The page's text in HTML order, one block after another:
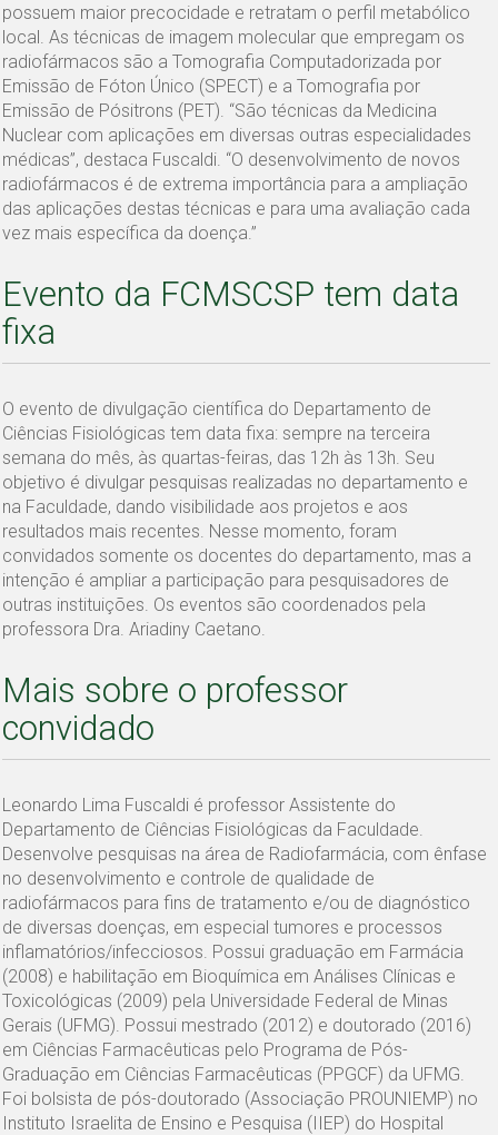
possuem maior precocidade e retratam o perfil metabólico
local. As técnicas de imagem molecular que empregam os
radiofármacos são a Tomografia Computadorizada por
Emissão de Fóton Único (SPECT) e a Tomografia por
Emissão de Pósitrons (PET). “São técnicas da Medicina
Nuclear com aplicações em diversas outras especialidades
médicas”, destaca Fuscaldi. “O desenvolvimento de novos
radiofármacos é de extrema importância para a ampliação
das aplicações destas técnicas e para uma avaliação cada
vez mais específica da doença.”
Evento da FCMSCSP tem data
fixa
O evento de divulgação científica do Departamento de
Ciências Fisiológicas tem data fixa: sempre na terceira
semana do mês, às quartas-feiras, das 12h às 13h. Seu
objetivo é divulgar pesquisas realizadas no departamento e
na Faculdade, dando visibilidade aos projetos e aos
resultados mais recentes. Nesse momento, foram
convidados somente os docentes do departamento, mas a
intenção é ampliar a participação para pesquisadores de
outras instituições. Os eventos são coordenados pela
professora Dra. Ariadiny Caetano.
Mais sobre o professor
convidado
Leonardo Lima Fuscaldi é professor Assistente do
Departamento de Ciências Fisiológicas da Faculdade.
Desenvolve pesquisas na área de Radiofarmácia, com ênfase
no desenvolvimento e controle de qualidade de
radiofármacos para fins de tratamento e/ou de diagnóstico
de diversas doenças, em especial tumores e processos
inflamatórios/infecciosos. Possui graduação em Farmácia
(2008) e habilitação em Bioquímica em Análises Clínicas e
Toxicológicas (2009) pela Universidade Federal de Minas
Gerais (UFMG). Possui mestrado (2012) e doutorado (2016)
em Ciências Farmacêuticas pelo Programa de Pós-
Graduação em Ciências Farmacêuticas (PPGCF) da UFMG.
Foi bolsista de pós-doutorado (Associação PROUNIEMP) no
Instituto Israelita de Ensino e Pesquisa (IIEP) do Hospital